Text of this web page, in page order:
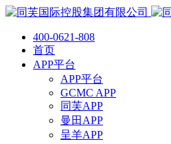
400-0621-808
首页
APP平台
APP平台
GCMC APP
同芙APP
曼田APP
呈羊APP